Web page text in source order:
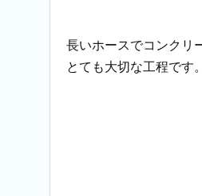
長いホースでコンクリ
とても大切な工程です。